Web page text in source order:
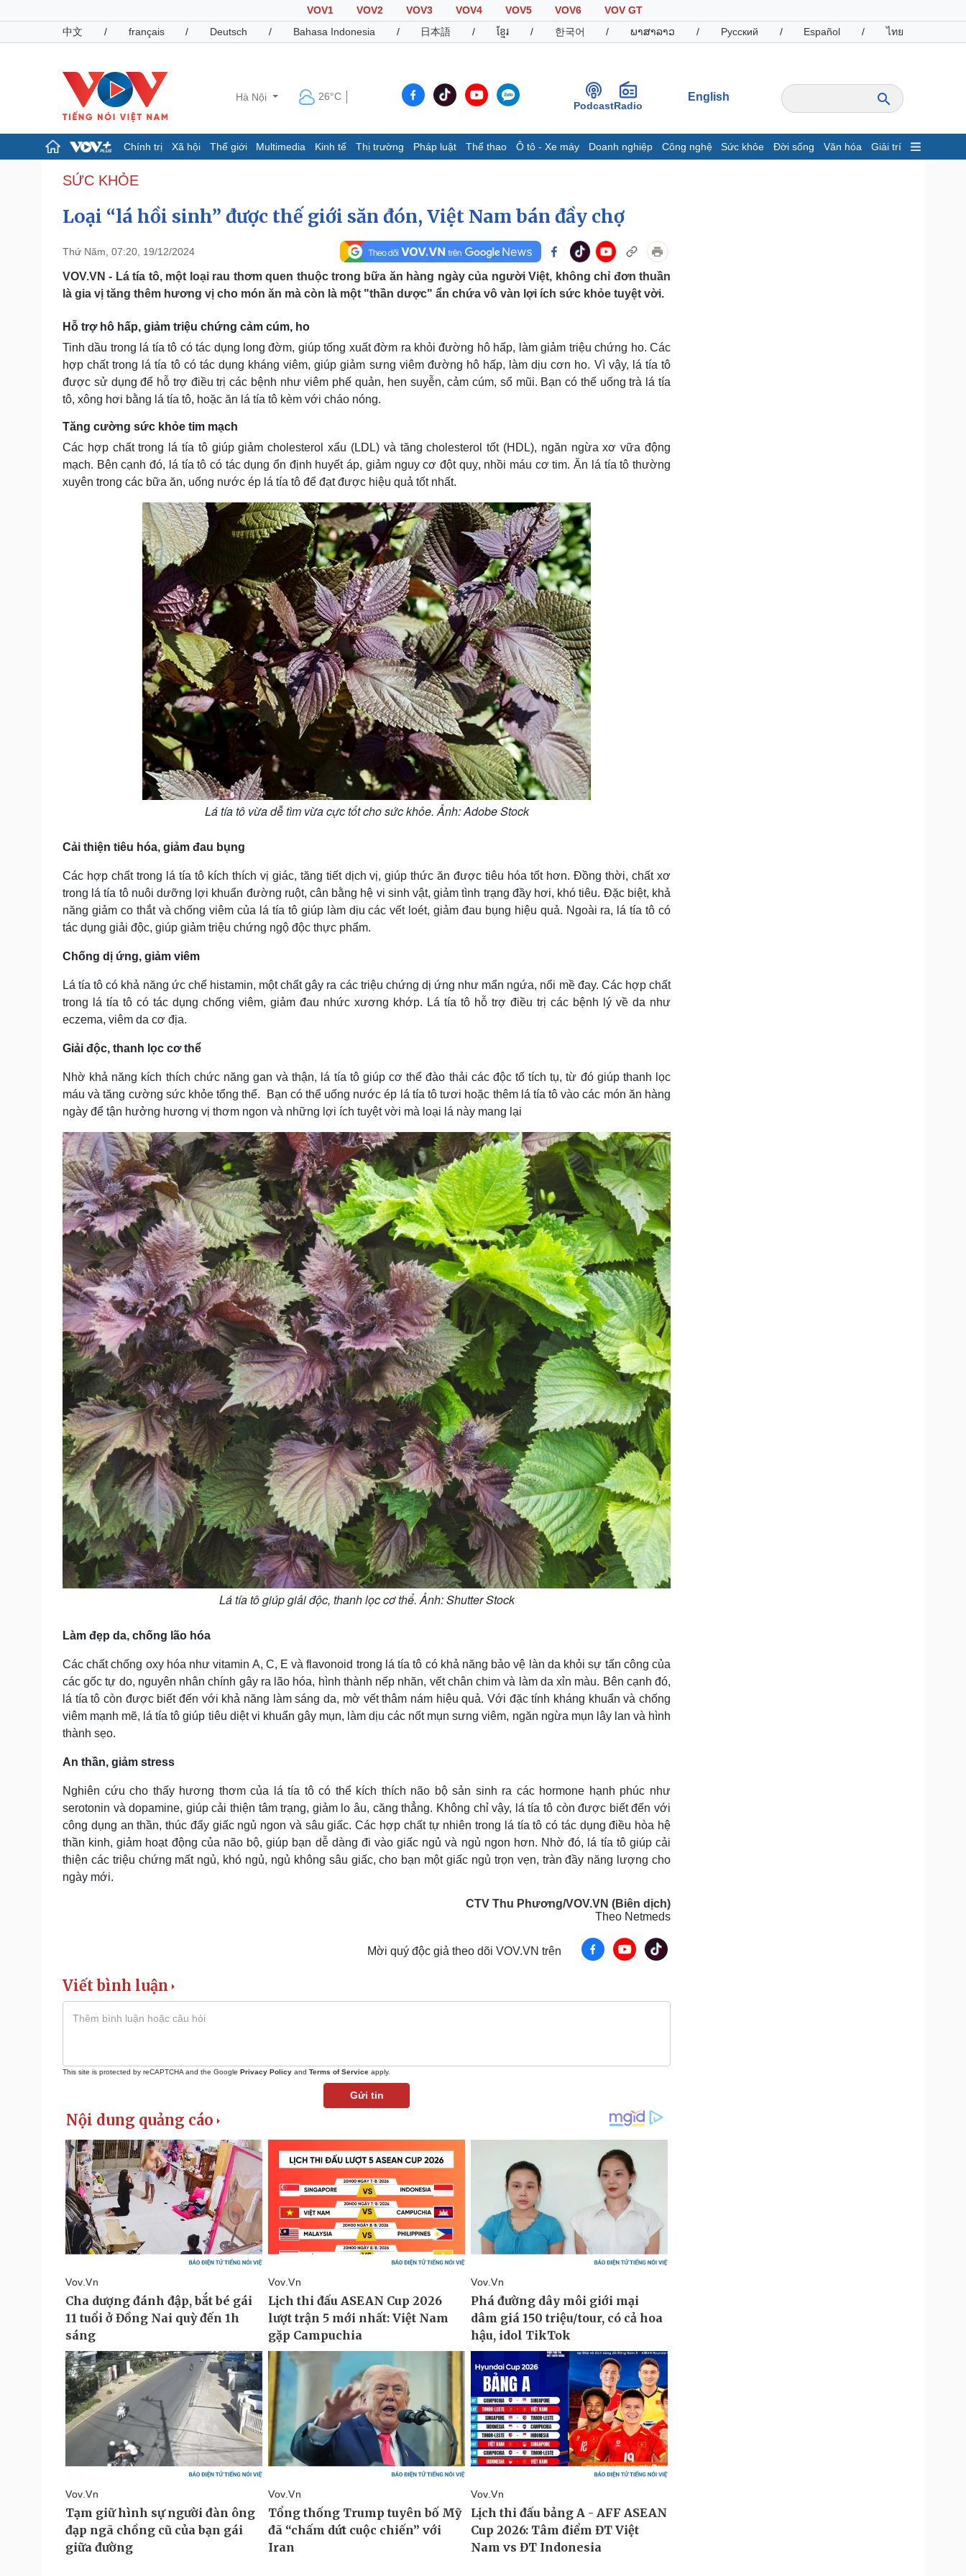
VOV1 VOV2 VOV3 VOV4 VOV5 VOV6
VOV GT
中文
/ français / Deutsch / Bahasa Indonesia / 日本語 / ខ្មែរ / 한국어 / ພາສາລາວ / Русский / Español / ไทย
Hà Nội 26°C
PodcastRadio
English
Chính trị Xã hội Thế giới Multimedia Kinh tế Thị trường Pháp luật Thể thao Ô tô - Xe máy Doanh nghiệp Công nghệ Sức khỏe Đời sống Văn hóa Giải trí
Chính trị
Tổ chức nhân sự
Quốc hội
Dự báo thời tiết
Giáo dục
Biển đảo
Cuộc sống đó đây
Hồ sơ
Ảnh
E-Magazine
Infographic
Pháp luật
Tin nóng
Tư vấn luật
Quân sự - Quốc phòng
Việt Nam
Phân tích
Thể thao
Thế giới thể thao
eSports
Hậu trường
Ô tô - Xe máy
Tư vấn
Doanh nghiệp
Doanh nhân
Vì cộng đồng
Sức khỏe
Dinh dưỡng - món ngon
Cây thuốc
Sản phụ khoa
Nhi khoa
Nam khoa
Phòng mạch online
Ăn sạch sống khỏe
Đời sống
Blog
Tình yêu - Gia đình
Văn hóa
Âm nhạc
Di sản
Sao Việt
check-in
SỨC KHỎE
Loại “lá hồi sinh” được thế giới săn đón, Việt Nam bán đầy chợ
Thứ Năm, 07:20, 19/12/2024
VOV.VN - Lá tía tô, một loại rau thơm quen thuộc trong bữa ăn hàng ngày của người Việt, không chỉ đơn thuần
là gia vị tăng thêm hương vị cho món ăn mà còn là một "thần dược" ẩn chứa vô vàn lợi ích sức khỏe tuyệt vời.
Hỗ trợ hô hấp, giảm triệu chứng cảm cúm, ho
Tinh dầu trong lá tía tô có tác dụng long đờm, giúp tống xuất đờm ra khỏi đường hô hấp, làm giảm triệu chứng ho. Các
hợp chất trong lá tía tô có tác dụng kháng viêm, giúp giảm sưng viêm đường hô hấp, làm dịu cơn ho. Vì vậy, lá tía tô
được sử dụng để hỗ trợ điều trị các bệnh như viêm phế quản, hen suyễn, cảm cúm, sổ mũi. Bạn có thể uống trà lá tía
tô, xông hơi bằng lá tía tô, hoặc ăn lá tía tô kèm với cháo nóng.
Tăng cường sức khỏe tim mạch
Các hợp chất trong lá tía tô giúp giảm cholesterol xấu (LDL) và tăng cholesterol tốt (HDL), ngăn ngừa xơ vữa động
mạch. Bên cạnh đó, lá tía tô có tác dụng ổn định huyết áp, giảm nguy cơ đột quỵ, nhồi máu cơ tim. Ăn lá tía tô thường
xuyên trong các bữa ăn, uống nước ép lá tía tô để đạt được hiệu quả tốt nhất.
Lá tía tô vừa dễ tìm vừa cực tốt cho sức khỏe. Ảnh: Adobe Stock
Cải thiện tiêu hóa, giảm đau bụng
Các hợp chất trong lá tía tô kích thích vị giác, tăng tiết dịch vị, giúp thức ăn được tiêu hóa tốt hơn. Đồng thời, chất xơ
trong lá tía tô nuôi dưỡng lợi khuẩn đường ruột, cân bằng hệ vi sinh vật, giảm tình trạng đầy hơi, khó tiêu. Đặc biệt, khả
năng giảm co thắt và chống viêm của lá tía tô giúp làm dịu các vết loét, giảm đau bụng hiệu quả. Ngoài ra, lá tía tô có
tác dụng giải độc, giúp giảm triệu chứng ngộ độc thực phẩm.
Chống dị ứng, giảm viêm
Lá tía tô có khả năng ức chế histamin, một chất gây ra các triệu chứng dị ứng như mẩn ngứa, nổi mề đay. Các hợp chất
trong lá tía tô có tác dụng chống viêm, giảm đau nhức xương khớp. Lá tía tô hỗ trợ điều trị các bệnh lý về da như
eczema, viêm da cơ địa.
Giải độc, thanh lọc cơ thể
Nhờ khả năng kích thích chức năng gan và thận, lá tía tô giúp cơ thể đào thải các độc tố tích tụ, từ đó giúp thanh lọc
máu và tăng cường sức khỏe tổng thể. Bạn có thể uống nước ép lá tía tô tươi hoặc thêm lá tía tô vào các món ăn hàng
ngày để tận hưởng hương vị thơm ngon và những lợi ích tuyệt vời mà loại lá này mang lại
Lá tía tô giúp giải độc, thanh lọc cơ thể. Ảnh: Shutter Stock
Làm đẹp da, chống lão hóa
Các chất chống oxy hóa như vitamin A, C, E và flavonoid trong lá tía tô có khả năng bảo vệ làn da khỏi sự tấn công của
các gốc tự do, nguyên nhân chính gây ra lão hóa, hình thành nếp nhăn, vết chân chim và làm da xỉn màu. Bên cạnh đó,
lá tía tô còn được biết đến với khả năng làm sáng da, mờ vết thâm nám hiệu quả. Với đặc tính kháng khuẩn và chống
viêm mạnh mẽ, lá tía tô giúp tiêu diệt vi khuẩn gây mụn, làm dịu các nốt mụn sưng viêm, ngăn ngừa mụn lây lan và hình
thành sẹo.
An thần, giảm stress
Nghiên cứu cho thấy hương thơm của lá tía tô có thể kích thích não bộ sản sinh ra các hormone hạnh phúc như
serotonin và dopamine, giúp cải thiện tâm trạng, giảm lo âu, căng thẳng. Không chỉ vậy, lá tía tô còn được biết đến với
công dụng an thần, thúc đẩy giấc ngủ ngon và sâu giấc. Các hợp chất tự nhiên trong lá tía tô có tác dụng điều hòa hệ
thần kinh, giảm hoạt động của não bộ, giúp bạn dễ dàng đi vào giấc ngủ và ngủ ngon hơn. Nhờ đó, lá tía tô giúp cải
thiện các triệu chứng mất ngủ, khó ngủ, ngủ không sâu giấc, cho bạn một giấc ngủ trọn vẹn, tràn đầy năng lượng cho
ngày mới.
CTV Thu Phương/VOV.VN (Biên dịch)
Theo Netmeds
Mời quý độc giả theo dõi VOV.VN trên
Viết bình luận
This site is protected by reCAPTCHA and the Google Privacy Policy and Terms of Service apply.
Gửi tin